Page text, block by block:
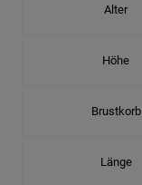
Alter
Höhe
Brustkorb
Länge